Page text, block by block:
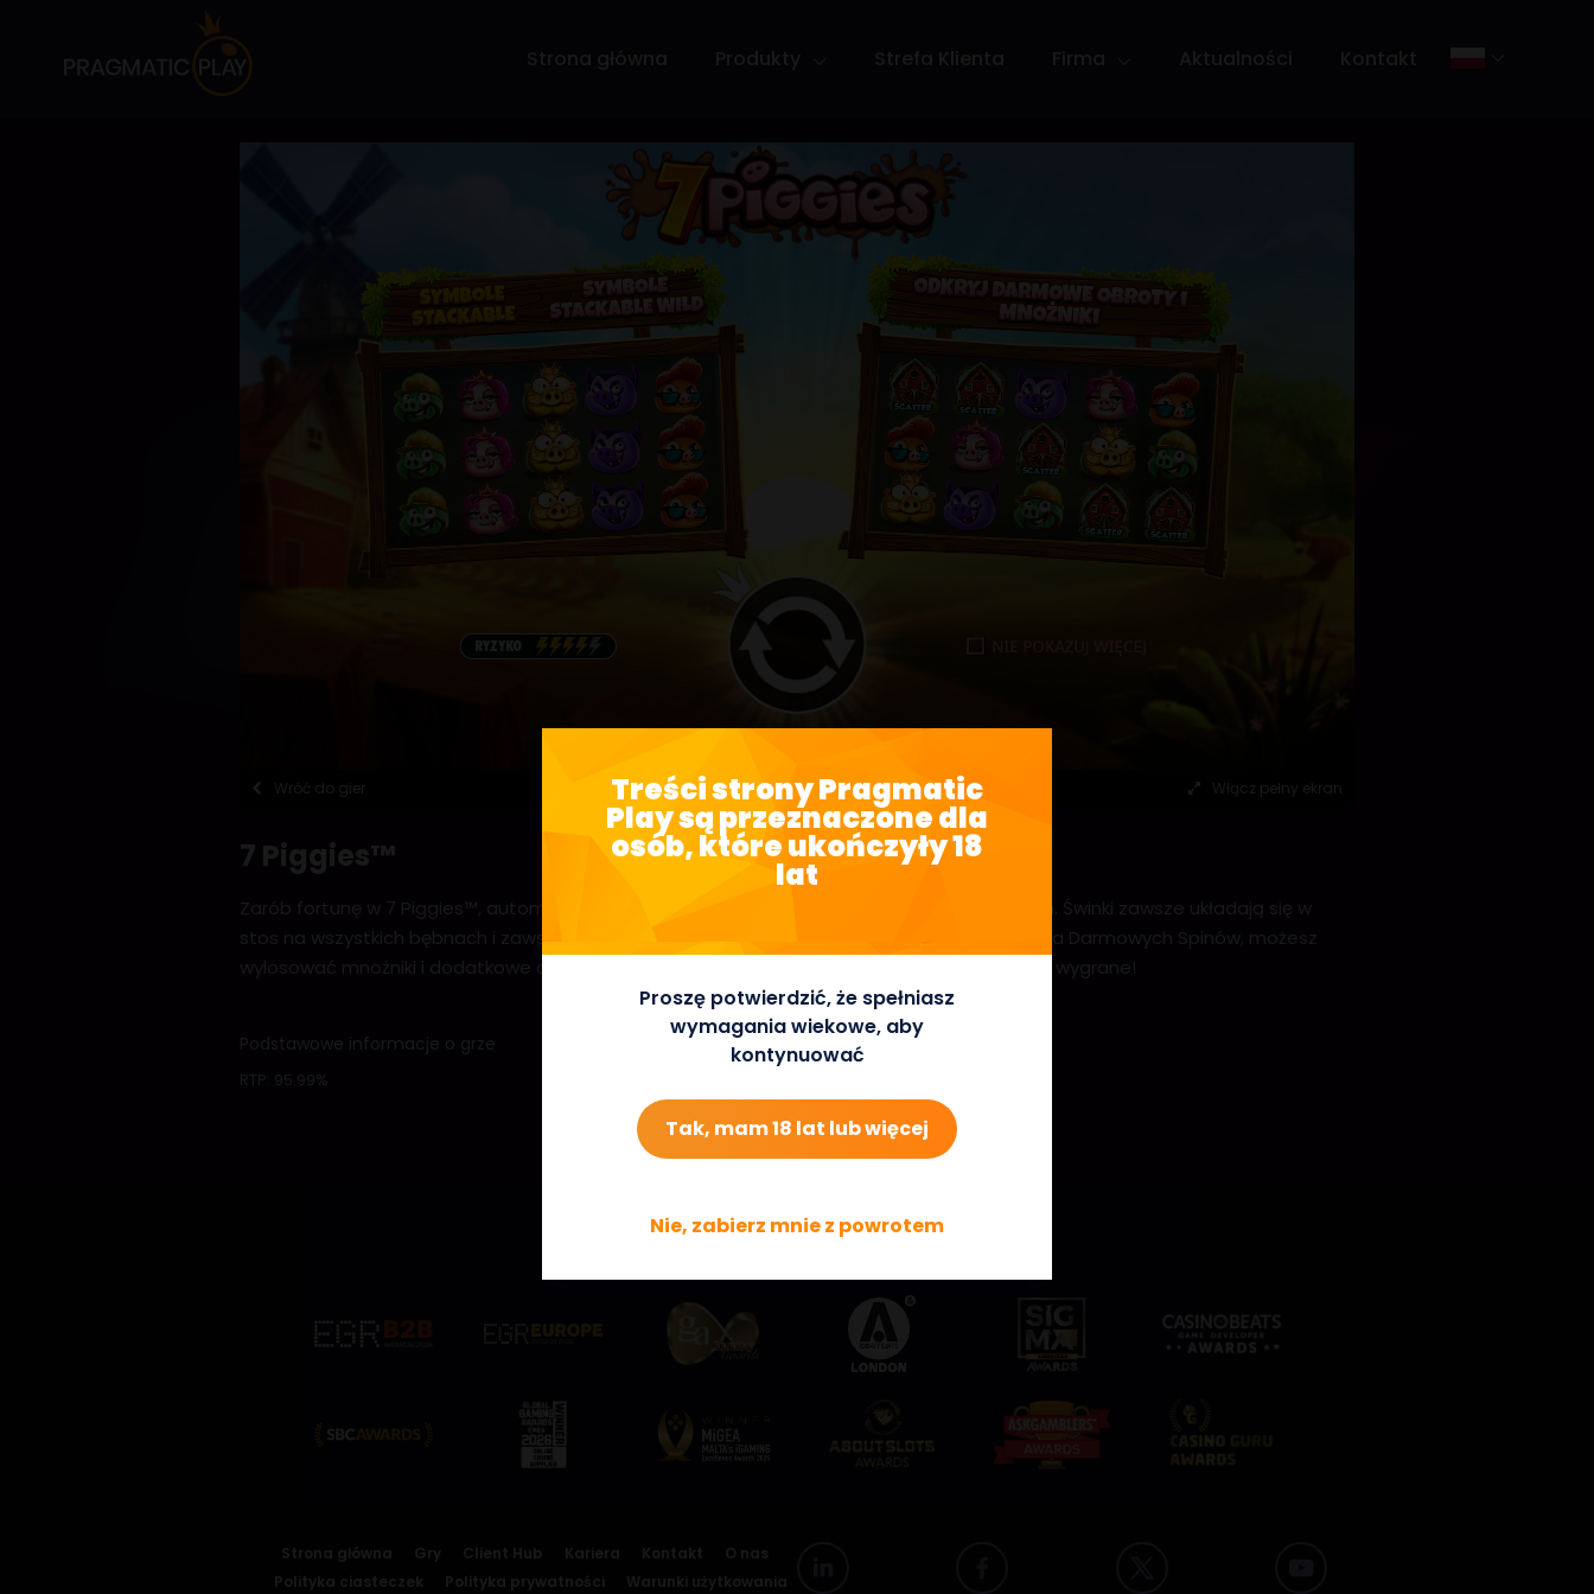
Wróć do gier Włącz pełny ekran
7 Piggies™
Zarób fortunę w 7 Piggies™, automacie wideo w układzie 3×5, posiadającym 7 linii płacących. Świnki zawsze układają się w
stos na wszystkich bębnach i zawsze wiedzą, gdzie znajduje się skarb. Kiedy pojawi się funkcja Darmowych Spinów, możesz
wylosować mnożniki i dodatkowe darmowe gry ze stodoły Scatterów, aby zdobyć niezwykłe wygrane!
Podstawowe informacje o grze
RTP: 95.99%
Rzuć okiem na niektóre z naszych nagród!
Strona główna Gry Client Hub Kariera Kontakt
O nas
Polityka ciasteczek
Polityka prywatności Warunki użytkowania
Treści strony Pragmatic
Play są przeznaczone dla
osób, które ukończyły 18
lat
Proszę potwierdzić, że spełniasz
wymagania wiekowe, aby
kontynuować
Tak, mam 18 lat lub więcej
Nie, zabierz mnie z powrotem